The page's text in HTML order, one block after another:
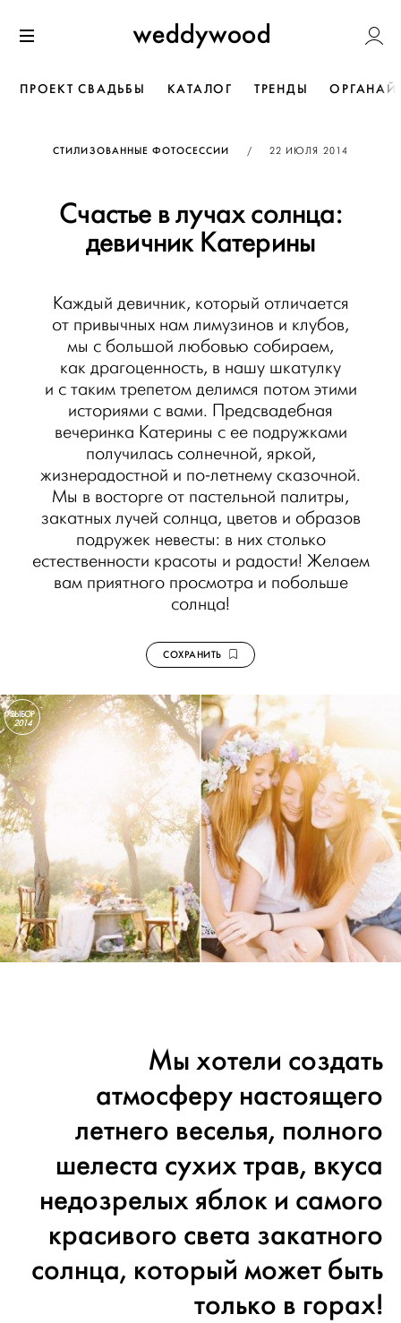
к содержанию
Weddywood
ПРОЕКТ СВАДЬБЫ КАТАЛОГ ТРЕНДЫ
СТИЛИЗОВАННЫЕ ФОТОСЕССИИ / ОПУБЛИКОВАНО
22 ИЮЛЯ 2014
Счастье в лучах солнца:
девичник Катерины
Каждый девичник, который отличается
от привычных нам лимузинов и клубов,
мы с большой любовью собираем,
как драгоценность, в нашу шкатулку
и с таким трепетом делимся потом этими
историями с вами. Предсвадебная
вечеринка Катерины с ее подружками
получилась солнечной, яркой,
жизнерадостной и по-летнему сказочной.
Мы в восторге от пастельной палитры,
закатных лучей солнца, цветов и образов
подружек невесты: в них столько
естественности красоты и радости! Желаем
вам приятного просмотра и побольше
солнца!
СОХРАНИТЬ
ВЫБОР
2014
Мы хотели создать
атмосферу настоящего
летнего веселья, полного
шелеста сухих трав, вкуса
недозрелых яблок и самого
красивого света закатного
солнца, который может быть
только в горах!